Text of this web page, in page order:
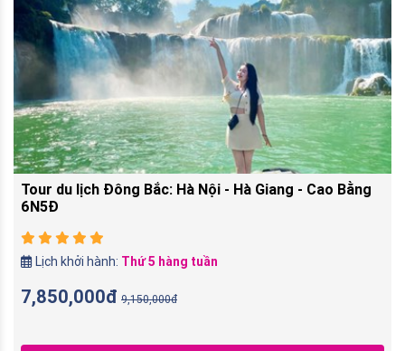
Tour du lịch Đông Bắc: Hà Nội - Hà Giang - Cao Bằng
6N5Đ
Lịch khởi hành: Thứ 5 hàng tuần
7,850,000đ 9,150,000đ